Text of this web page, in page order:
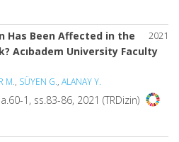
2021
Has Been Affected in the
Acıbadem University Faculty
M., SÜYEN G., ALANAY Y.
1, ss.83-86, 2021 (TRDizin)